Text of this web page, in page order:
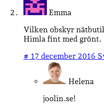
Emma
Vilken obskyr
Himla fint med grönt.
# 17 december 2016
Helena
joolin.se!